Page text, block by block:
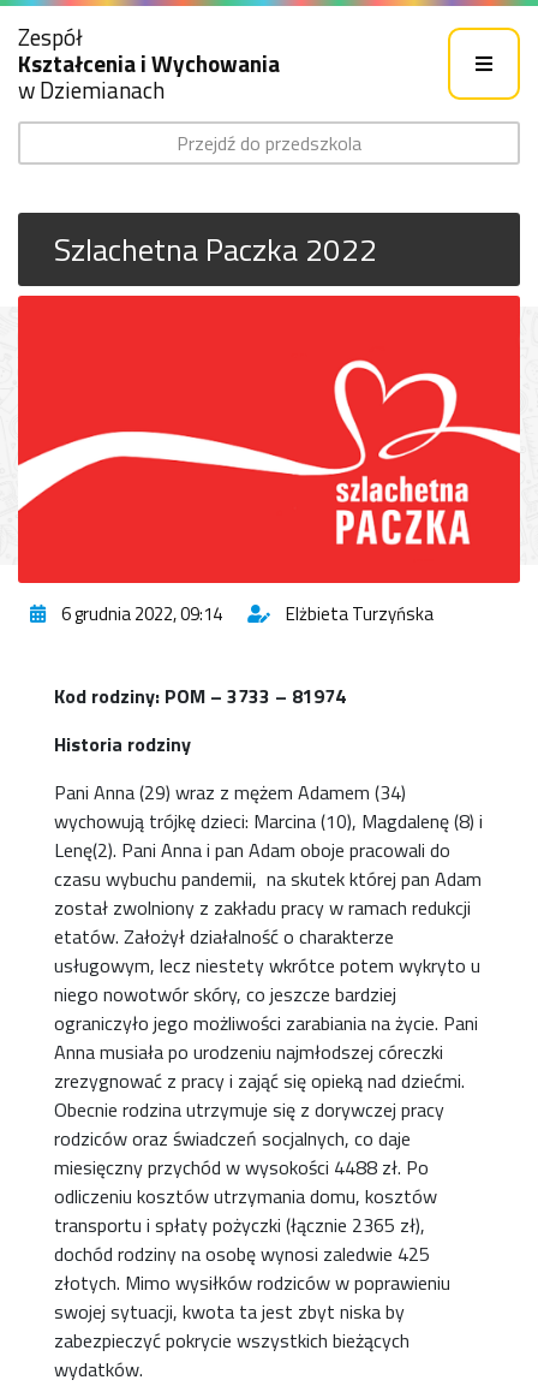
Zespół
Kształcenia i Wychowania
w Dziemianach
Przejdź do przedszkola
Szlachetna Paczka 2022
6 grudnia 2022, 09:14 Elżbieta Turzyńska
Kod rodziny: POM – 3733 – 81974
Historia rodziny
Pani Anna (29) wraz z mężem Adamem (34)
wychowują trójkę dzieci: Marcina (10), Magdalenę (8) i
Lenę(2). Pani Anna i pan Adam oboje pracowali do
czasu wybuchu pandemii, na skutek której pan Adam
został zwolniony z zakładu pracy w ramach redukcji
etatów. Założył działalność o charakterze
usługowym, lecz niestety wkrótce potem wykryto u
niego nowotwór skóry, co jeszcze bardziej
ograniczyło jego możliwości zarabiania na życie. Pani
Anna musiała po urodzeniu najmłodszej córeczki
zrezygnować z pracy i zająć się opieką nad dziećmi.
Obecnie rodzina utrzymuje się z dorywczej pracy
rodziców oraz świadczeń socjalnych, co daje
miesięczny przychód w wysokości 4488 zł. Po
odliczeniu kosztów utrzymania domu, kosztów
transportu i spłaty pożyczki (łącznie 2365 zł),
dochód rodziny na osobę wynosi zaledwie 425
złotych. Mimo wysiłków rodziców w poprawieniu
swojej sytuacji, kwota ta jest zbyt niska by
zabezpieczyć pokrycie wszystkich bieżących
wydatków.